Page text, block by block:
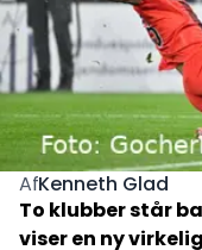
AfKenneth Glad
To klubber står
viser en ny